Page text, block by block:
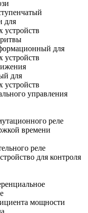
для
устройств
для
устройств
для
устройств
управления
реле
времени
реле
для контроля
мощности